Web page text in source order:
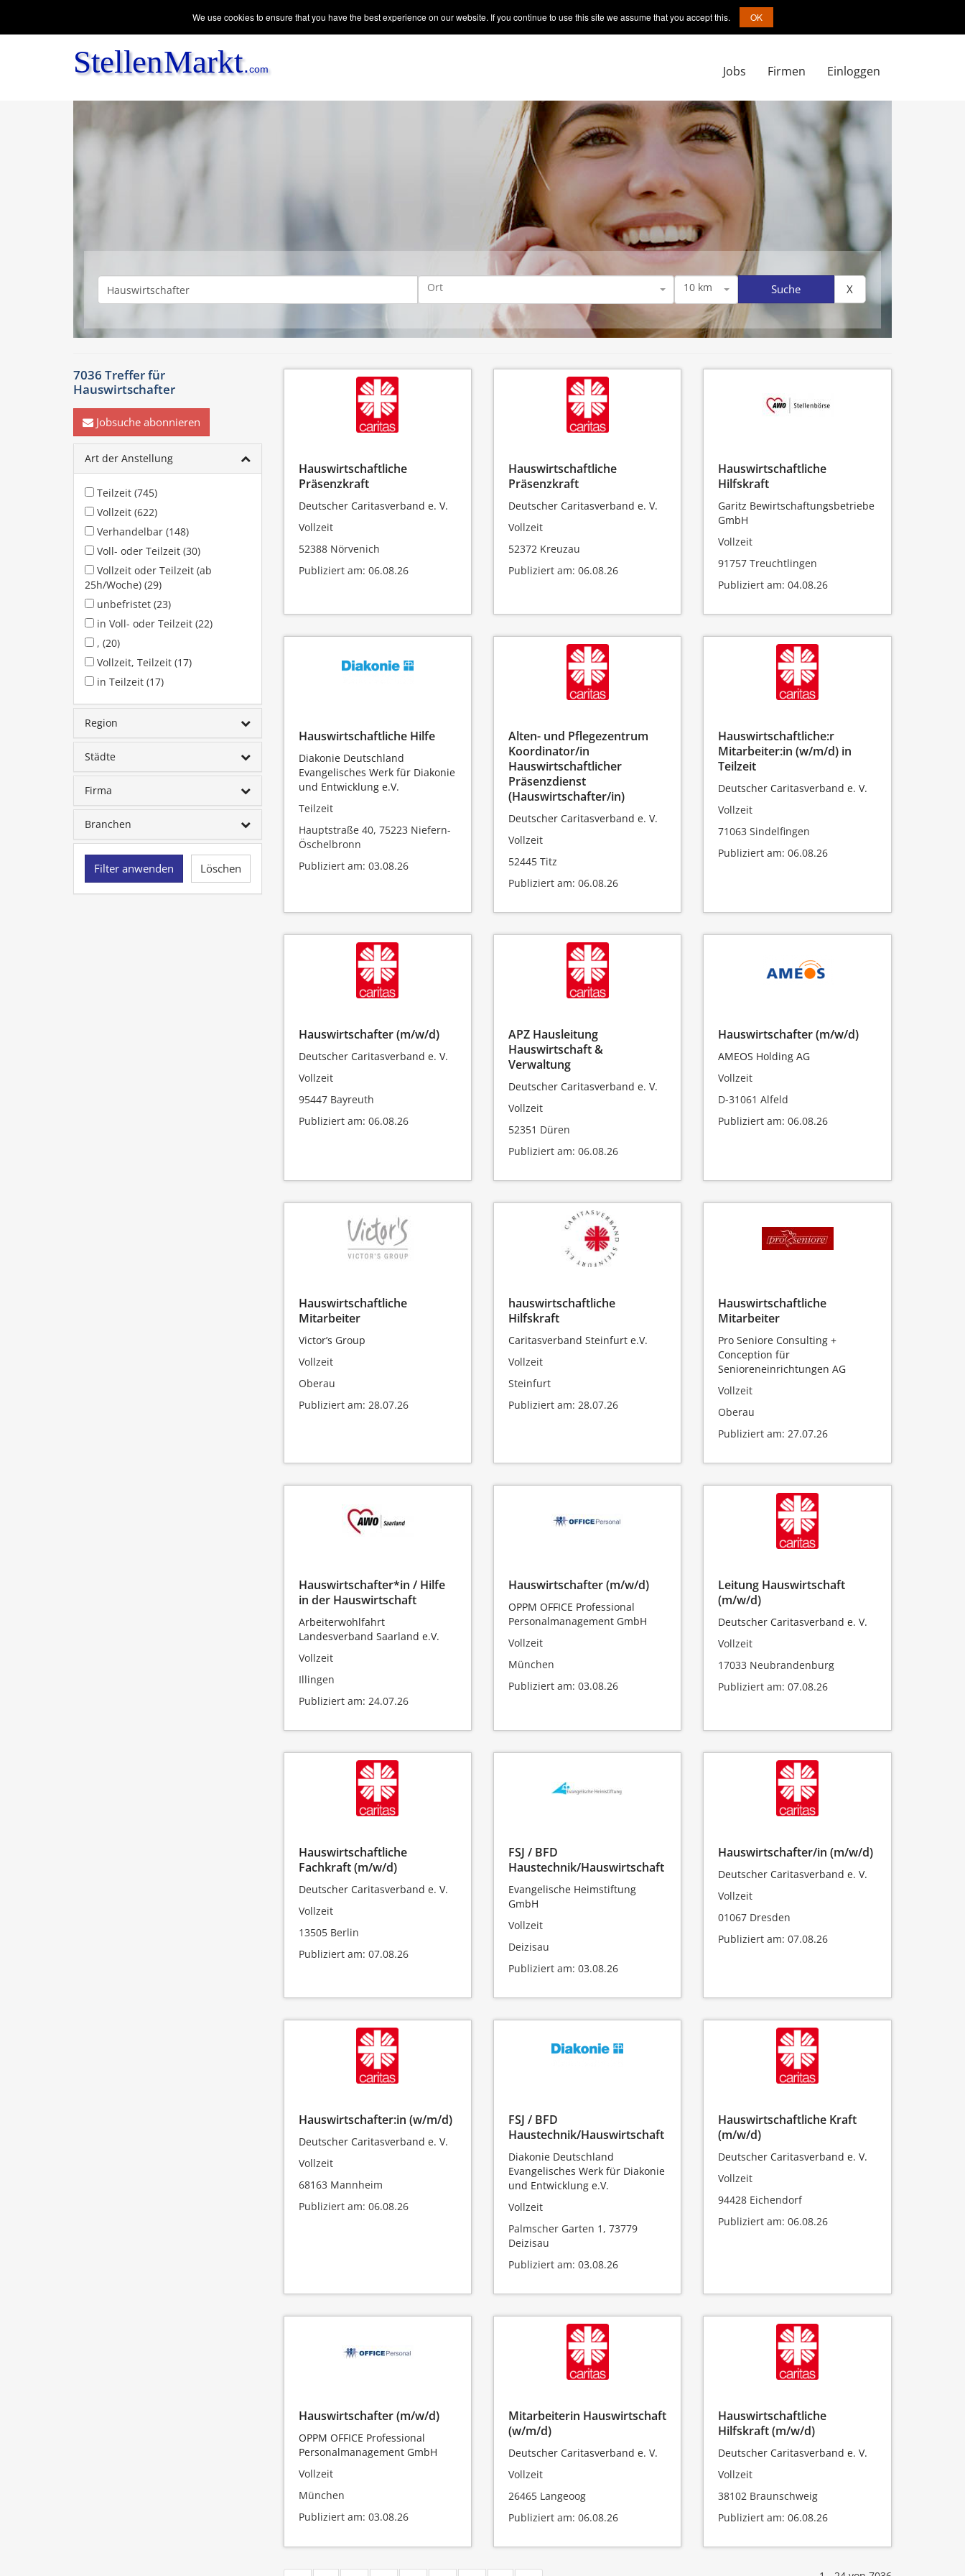
Einloggen
Jobs Firmen
Ort 10 km Suche X
7036 Treffer für
Hauswirtschafter
Jobsuche abonnieren
Art der Anstellung
Teilzeit (745)
Vollzeit (622)
Verhandelbar (148)
Voll- oder Teilzeit (30)
Vollzeit oder Teilzeit (ab
25h/Woche) (29)
unbefristet (23)
in Voll- oder Teilzeit (22)
, (20)
Vollzeit, Teilzeit (17)
in Teilzeit (17)
Region
Städte
Firma
Branchen
Filter anwenden Löschen
Hauswirtschaftliche
Präsenzkraft
Deutscher Caritasverband e. V.
Vollzeit
52388 Nörvenich
Publiziert am: 06.08.26
Hauswirtschaftliche
Präsenzkraft
Deutscher Caritasverband e. V.
Vollzeit
52372 Kreuzau
Publiziert am: 06.08.26
Hauswirtschaftliche
Hilfskraft
Garitz Bewirtschaftungsbetriebe
GmbH
Vollzeit
91757 Treuchtlingen
Publiziert am: 04.08.26
Hauswirtschaftliche Hilfe
Diakonie Deutschland
Evangelisches Werk für Diakonie
und Entwicklung e.V.
Teilzeit
Hauptstraße 40, 75223 Niefern-
Öschelbronn
Publiziert am: 03.08.26
Alten- und Pflegezentrum
Koordinator/in
Hauswirtschaftlicher
Präsenzdienst
(Hauswirtschafter/in)
Deutscher Caritasverband e. V.
Vollzeit
52445 Titz
Publiziert am: 06.08.26
Hauswirtschaftliche:r
Mitarbeiter:in (w/m/d) in
Teilzeit
Deutscher Caritasverband e. V.
Vollzeit
71063 Sindelfingen
Publiziert am: 06.08.26
Hauswirtschafter (m/w/d)
Deutscher Caritasverband e. V.
Vollzeit
95447 Bayreuth
Publiziert am: 06.08.26
APZ Hausleitung
Hauswirtschaft &
Verwaltung
Deutscher Caritasverband e. V.
Vollzeit
52351 Düren
Publiziert am: 06.08.26
Hauswirtschafter (m/w/d)
AMEOS Holding AG
Vollzeit
D-31061 Alfeld
Publiziert am: 06.08.26
Hauswirtschaftliche
Mitarbeiter
Victor’s Group
Vollzeit
Oberau
Publiziert am: 28.07.26
hauswirtschaftliche
Hilfskraft
Caritasverband Steinfurt e.V.
Vollzeit
Steinfurt
Publiziert am: 28.07.26
Hauswirtschaftliche
Mitarbeiter
Pro Seniore Consulting +
Conception für
Senioreneinrichtungen AG
Vollzeit
Oberau
Publiziert am: 27.07.26
Hauswirtschafter*in / Hilfe
in der Hauswirtschaft
Arbeiterwohlfahrt
Landesverband Saarland e.V.
Vollzeit
Illingen
Publiziert am: 24.07.26
Hauswirtschafter (m/w/d)
OPPM OFFICE Professional
Personalmanagement GmbH
Vollzeit
München
Publiziert am: 03.08.26
Leitung Hauswirtschaft
(m/w/d)
Deutscher Caritasverband e. V.
Vollzeit
17033 Neubrandenburg
Publiziert am: 07.08.26
Hauswirtschaftliche
Fachkraft (m/w/d)
Deutscher Caritasverband e. V.
Vollzeit
13505 Berlin
Publiziert am: 07.08.26
FSJ / BFD
Haustechnik/Hauswirtschaft
Evangelische Heimstiftung
GmbH
Vollzeit
Deizisau
Publiziert am: 03.08.26
Hauswirtschafter/in (m/w/d)
Deutscher Caritasverband e. V.
Vollzeit
01067 Dresden
Publiziert am: 07.08.26
Hauswirtschafter:in (w/m/d)
Deutscher Caritasverband e. V.
Vollzeit
68163 Mannheim
Publiziert am: 06.08.26
FSJ / BFD
Haustechnik/Hauswirtschaft
Diakonie Deutschland
Evangelisches Werk für Diakonie
und Entwicklung e.V.
Vollzeit
Palmscher Garten 1, 73779
Deizisau
Publiziert am: 03.08.26
Hauswirtschaftliche Kraft
(m/w/d)
Deutscher Caritasverband e. V.
Vollzeit
94428 Eichendorf
Publiziert am: 06.08.26
Hauswirtschafter (m/w/d)
OPPM OFFICE Professional
Personalmanagement GmbH
Vollzeit
München
Publiziert am: 03.08.26
Mitarbeiterin Hauswirtschaft
(w/m/d)
Deutscher Caritasverband e. V.
Vollzeit
26465 Langeoog
Publiziert am: 06.08.26
Hauswirtschaftliche
Hilfskraft (m/w/d)
Deutscher Caritasverband e. V.
Vollzeit
38102 Braunschweig
Publiziert am: 06.08.26
We use cookies to ensure that you have the best experience on our website. If you continue to use this site we assume that you accept this. OK